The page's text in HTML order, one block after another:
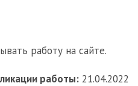
работу на сайте.
работы: 21.04.2022